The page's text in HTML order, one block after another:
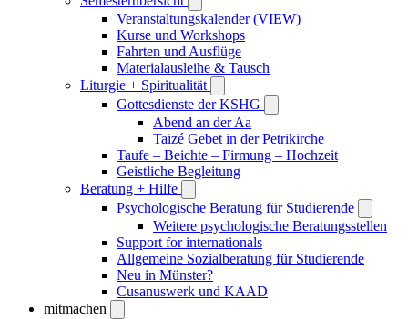
Veranstaltungskalender (VIEW)
Kurse und Workshops
Fahrten und Ausflüge
Materialausleihe & Tausch
Liturgie + Spiritualität
Gottesdienste der KSHG
Abend an der Aa
Taizé Gebet in der Petrikirche
Taufe – Beichte – Firmung – Hochzeit
Geistliche Begleitung
Beratung + Hilfe
Psychologische Beratung für Studierende
Weitere psychologische Beratungsstellen
Support for internationals
Allgemeine Sozialberatung für Studierende
Neu in Münster?
Cusanuswerk und KAAD
mitmachen